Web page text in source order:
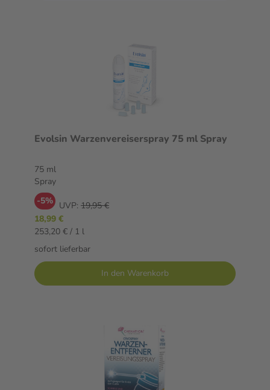
Evolsin Warzenvereiserspray 75 ml Spray
75 ml
Spray
-5% UVP: 19,95 €
18,99 €
253,20 € / 1 l
sofort lieferbar
In den Warenkorb